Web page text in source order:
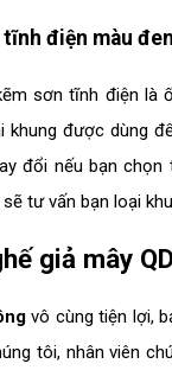
điện màu đen
sơn tĩnh điện
được dùng
đổi nếu bạn
tư vấn bạn loại
giả mây
vô cùng tiện lợi,
tôi, nhân viên